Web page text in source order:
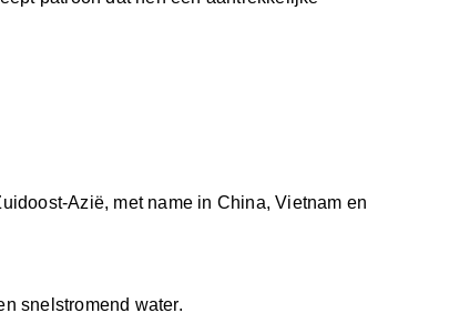
Azië, met name in China, Vietnam en
snelstromend water.